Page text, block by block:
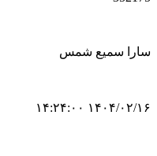
سارا سمیع شمس
۱۴۰۴/۰۲/۱۶ ۱۴:۲۴:۰۰